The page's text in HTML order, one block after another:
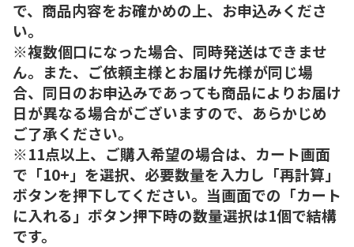
で、商品内容をお確かめの上、お申込みくださ
い。
※複数個口になった場合、同時発送はできませ
ん。また、ご依頼主様とお届け先様が同じ場
合、同日のお申込みであっても商品によりお届け
日が異なる場合がございますので、あらかじめ
ご了承ください。
※11点以上、ご購入希望の場合は、カート画面
で「10+」を選択、必要数量を入力し「再計算」
ボタンを押下してください。当画面での「カート
に入れる」ボタン押下時の数量選択は1個で結構
です。